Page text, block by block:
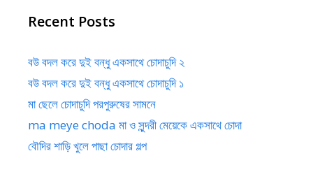
Recent Posts
বউ বদল করে দুই বন্ধু একসাথে চোদাচুদি ২
বউ বদল করে দুই বন্ধু একসাথে চোদাচুদি ১
মা ছেলে চোদাচুদি পরপুরুষের সামনে
ma meye choda মা ও সুন্দরী মেয়েকে একসাথে চোদা
বৌদির শাড়ি খুলে পাছা চোদার গল্প